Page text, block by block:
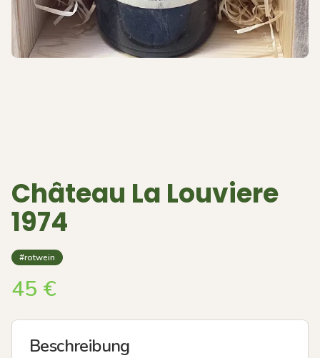
Château La Louviere
1974
#rotwein
45 €
Beschreibung